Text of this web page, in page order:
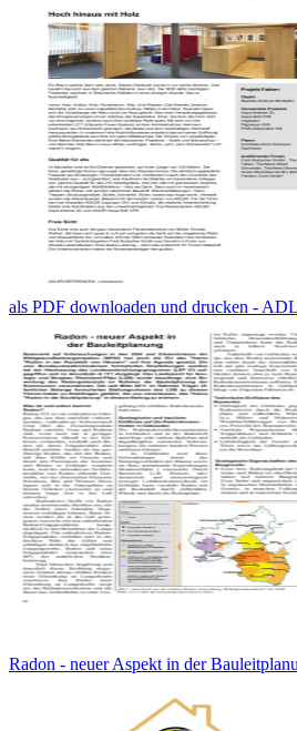
als PDF downloaden und drucken -
Radon - neuer Aspekt in der